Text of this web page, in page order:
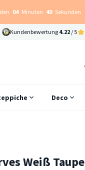
04 Minuten 39 Sekunden
Kundenbewertung 4.22 / 5
Deco
Weiß Taupe